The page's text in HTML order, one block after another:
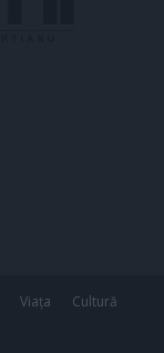
Viața
Cultură